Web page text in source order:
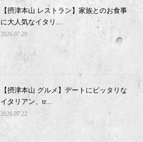
【摂津本山 レストラン】家族とのお食事
に大人気なイタリ...
2026.07.29
【摂津本山 グルメ】デートにピッタリな
イタリアン、tr...
2026.07.22